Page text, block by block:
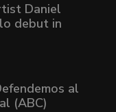
Daniel
debut in
al
(ABC)